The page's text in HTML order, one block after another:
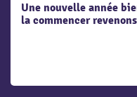
Une nouvelle année
la commencer